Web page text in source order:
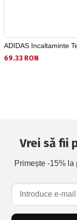
ADIDAS Incaltaminte
69.33 RON
Vrei să fii
Primește -15%